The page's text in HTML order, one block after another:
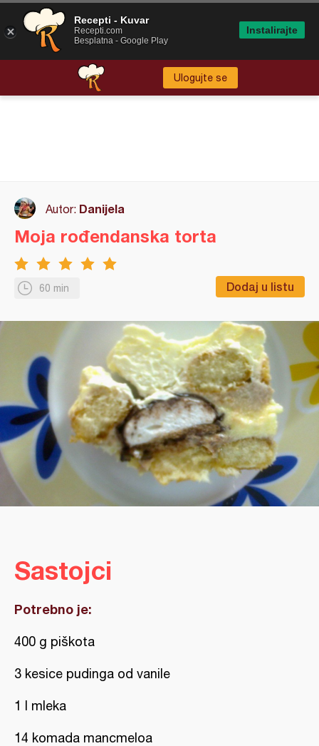
Ulogujte se
Autor: Danijela
60 min Dodaj u listu
Moja rođendanska torta
Sastojci
Potrebno je:
400 g piškota
3 kesice pudinga od vanile
1 l mleka
14 komada mancmeloa
Recepti - Kuvar
Recepti.com
Besplatna - Google Play
Instalirajte